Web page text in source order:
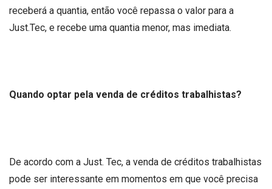
receberá a quantia, então você repassa o valor para a
Just.Tec, e recebe uma quantia menor, mas imediata.
Quando optar pela venda de créditos trabalhistas?
De acordo com a Just. Tec, a venda de créditos trabalhistas
pode ser interessante em momentos em que você precisa